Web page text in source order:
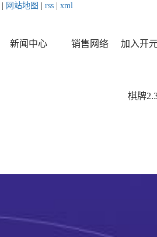
网站地图 rss xml
新闻中心 销售网络 加入开
棋牌